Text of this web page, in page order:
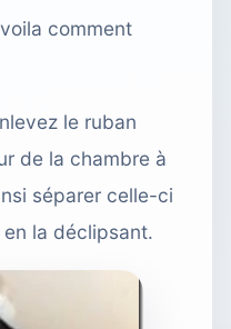
comment
le ruban
de la chambre à
séparer celle-ci
la déclipsant.